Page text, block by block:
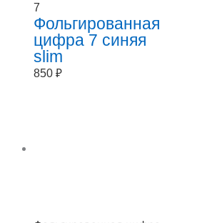
7
Фольгированная
цифра 7 синяя
slim
850 ₽